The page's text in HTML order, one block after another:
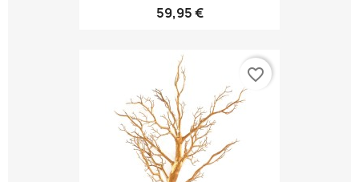
59,95 €
favorite_border